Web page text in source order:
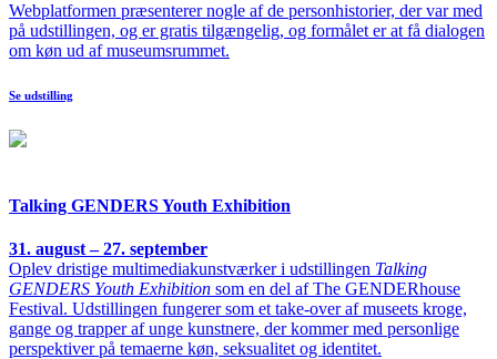
Webplatformen præsenterer nogle af de personhistorier, der var med
på udstillingen, og er gratis tilgængelig, og formålet er at få dialogen
om køn ud af museumsrummet.
Se udstilling
Talking GENDERS Youth Exhibition
31. august – 27. september
Oplev dristige multimediakunstværker i udstillingen Talking
GENDERS Youth Exhibition som en del af The GENDERhouse
Festival. Udstillingen fungerer som et take-over af museets kroge,
gange og trapper af unge kunstnere, der kommer med personlige
perspektiver på temaerne køn, seksualitet og identitet.